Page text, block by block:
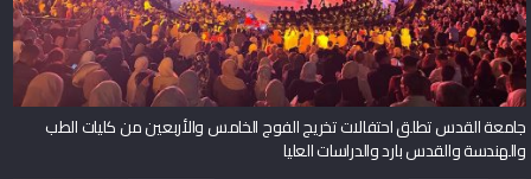
جامعة القدس تطلق احتفالات تخريج الفوج الخامس والأربعين من كليات الطب
والهندسة والقدس بارد والدراسات العليا